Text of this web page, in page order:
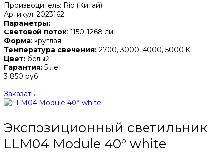
Производитель: Rio (Китай)
Артикул: 2023162
Параметры:
Световой поток: 1150-1268 лм
Форма: круглая
Температура свечения: 2700, 3000, 4000, 5000 К
Цвет: белый
Гарантия: 5 лет
3 850 руб.
Заказать
Экспозиционный светильник
LLM04 Module 40° white